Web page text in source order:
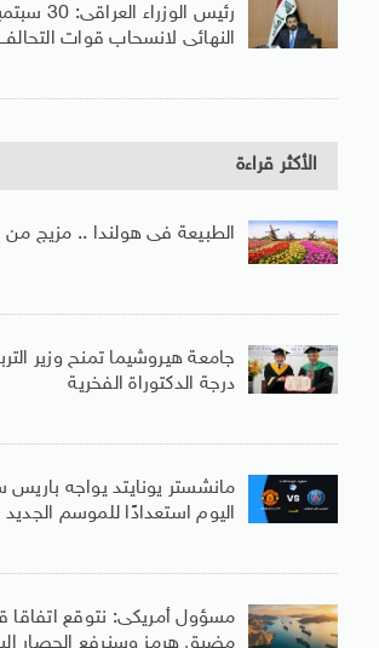
رئيس الوزراء
النهائى لانسحاب قوات
الأكثر قراءة
الطبيعة فى هولندا .. مزيج من
جامعة هيروشيما تمنح وزير
درجة الدكتوراة الفخرية
مانشستر يونايتد يواجه باريس
اليوم استعدادًا للموسم الجديد
مسؤول أمريكى: نتوقع اتفاقا